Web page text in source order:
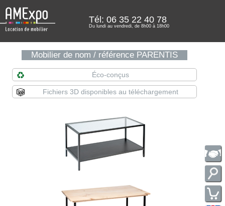
Tél: 06 35 22 40 78
Du lundi au vendredi, de 8h00 à 18h00
Mobilier de nom / référence PARENTIS
Éco-conçus
Fichiers 3D disponibles au téléchargement